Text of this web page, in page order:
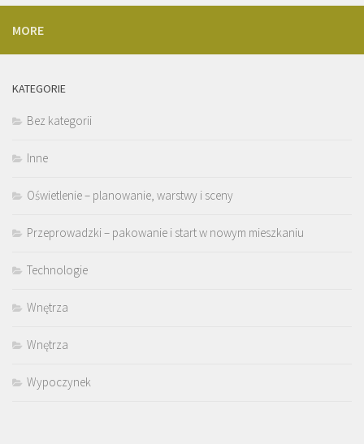
MORE
KATEGORIE
Bez kategorii
Inne
Oświetlenie – planowanie, warstwy i sceny
Przeprowadzki – pakowanie i start w nowym mieszkaniu
Technologie
Wnętrza
Wnętrza
Wypoczynek